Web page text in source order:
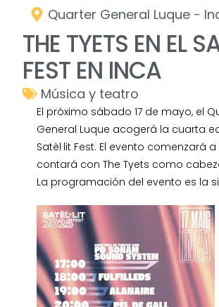
Quarter General Luque -
THE TYETS EN EL
FEST EN INCA
Música y teatro
El próximo sábado 17 de mayo, el
General Luque acogerá la cuarta
Satèl·lit Fest. El evento comenzará a
contará con The Tyets como
La programación del evento es la